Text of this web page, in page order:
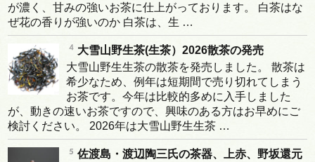
が濃く、甘みの強いお茶に仕上がっております。 白茶はな
ぜ花の香りが強いのか 白茶は、生 …
大雪山野生茶(生茶）2026散茶の発売
大雪山野生生茶の散茶を発売しました。 散茶は
希少なため、例年は短期間で売り切れてしまう
お茶です。今年は比較的多めに入手しました
が、動きの速いお茶ですので、興味のある方はお早めにご
検討ください。 2026年は大雪山野生生茶 …
佐渡島・渡辺陶三氏の茶器、上赤、野坂還元